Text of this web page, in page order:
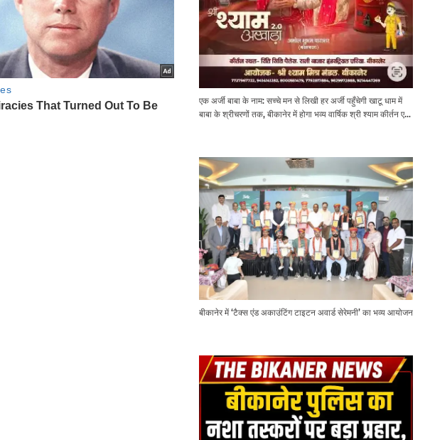
एक अर्जी बाबा के नाम: सच्चे मन से लिखी हर अर्जी पहुँचेगी खाटू धाम में
बाबा के श्रीचरणों तक, बीकानेर में होगा भव्य वार्षिक श्री श्याम कीर्तन एवं
बीकानेर में ‘टैक्स एंड अकाउंटिंग टाइटन अवार्ड सेरेमनी’ का भव्य आयोजन